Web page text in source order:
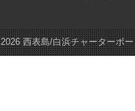
2026 西表島/白浜チャーターボ